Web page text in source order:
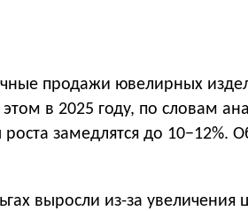
продажи ювелирных
в 2025 году, по словам
замедлятся до 10−12%.
выросли из-за увеличения